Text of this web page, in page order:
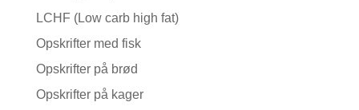
LCHF (Low carb high fat)
Opskrifter med fisk
Opskrifter på brød
Opskrifter på kager